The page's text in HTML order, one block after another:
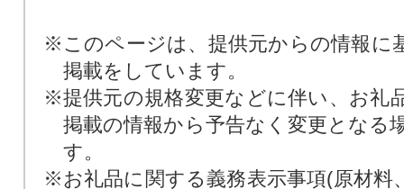
※このページは、提供元からの情報に
掲載をしています。
※提供元の規格変更などに伴い、お礼
掲載の情報から予告なく変更となる
す。
※お礼品に関する義務表示事項(原材料